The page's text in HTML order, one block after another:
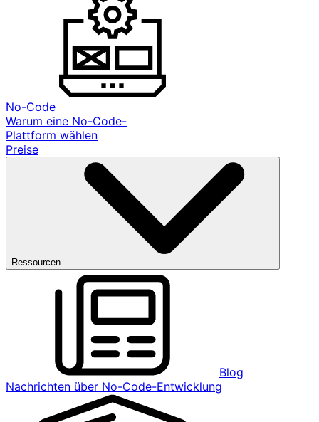
No-Code
Warum eine No-Code-
Plattform wählen
Preise
Ressourcen
Blog
Nachrichten über No-Code-Entwicklung